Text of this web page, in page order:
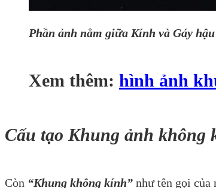
Phần ảnh nằm giữa Kính và Gáy
Xem thêm: hình ảnh
Cấu tạo Khung ảnh không
Còn “Khung không kính” như tên gọi của